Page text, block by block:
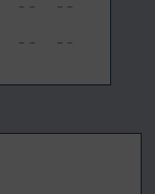
--
--
-- --